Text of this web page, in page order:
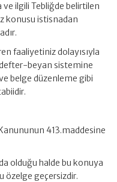
ilgili Tebliğde belirtilen
konusu istisnadan
faaliyetiniz dolayısıyla
beyan sistemine
belge düzenleme gibi
413.maddesine
olduğu halde bu konuya
özelge geçersizdir.